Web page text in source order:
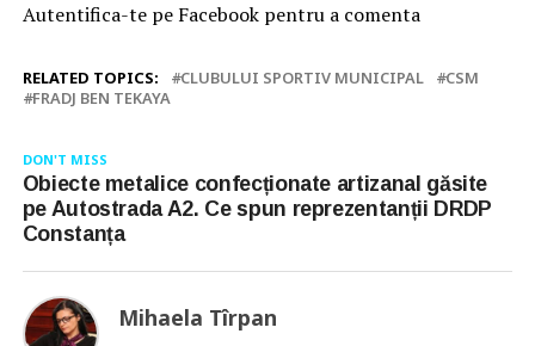
Autentifica-te pe Facebook pentru a comenta
RELATED TOPICS: CLUBULUI SPORTIV MUNICIPAL
CSM
FRADJ BEN TEKAYA
DON'T MISS
Obiecte metalice confecționate artizanal găsite
pe Autostrada A2. Ce spun reprezentanții DRDP
Constanța
Mihaela Tîrpan